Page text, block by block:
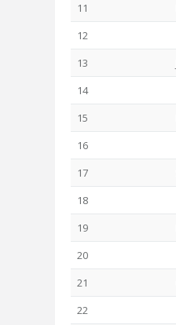
11
12
13
14
15
16
17
18
19
20
21
22